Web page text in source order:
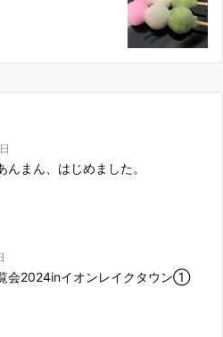
んまん、はじめました。
会2024inイオンレイクタウン①